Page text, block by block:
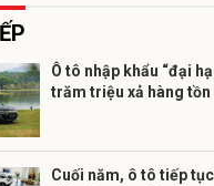
Ô tô nhập khẩu “đại
trăm triệu xả hàng tồn
Cuối năm, ô tô tiếp